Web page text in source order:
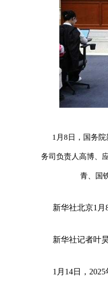
1月8日，国务
务司负责人高博、
青、国
新华社北京1月
新华社记者叶
1月14日，